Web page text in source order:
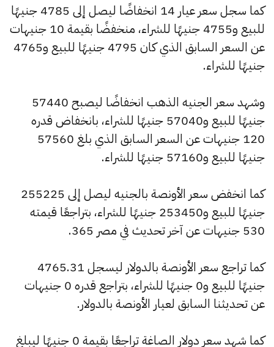
كما سجل سعر عيار 14 انخفاضًا ليصل إلى 4785 جنيهًا
للبيع و4755 جنيهًا للشراء، منخفضًا بقيمة 10 جنيهات
عن السعر السابق الذي كان 4795 جنيهًا للبيع و4765
جنيهًا للشراء.
وشهد سعر الجنيه الذهب انخفاضًا ليصبح 57440
جنيهًا للبيع و57040 جنيهًا للشراء، بانخفاض قدره
120 جنيهات عن السعر السابق الذي بلغ 57560
جنيهًا للبيع و57160 جنيهًا للشراء.
كما انخفض سعر الأونصة بالجنيه ليصل إلى 255225
جنيهًا للبيع و253450 جنيهًا للشراء، بتراجعًا قيمته
530 جنيهات عن آخر تحديث في مصر 365.
كما تراجع سعر الأونصة بالدولار ليسجل 4765.31
جنيهًا للبيع و0 جنيهًا للشراء، بتراجع قدره 0 جنيهات
عن تحديثنا السابق لعيار الأونصة بالدولار.
كما شهد سعر دولار الصاغة تراجعًا بقيمة 0 جنيهًا ليبلغ